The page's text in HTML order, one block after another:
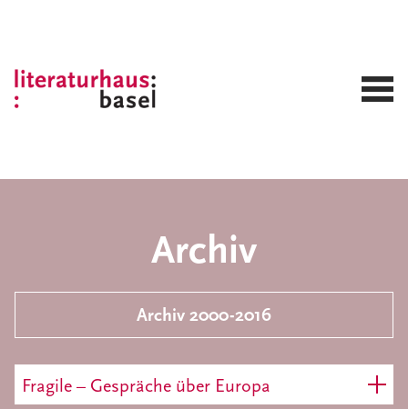
Archiv
Archiv 2000-2016
Fragile – Gespräche über Europa